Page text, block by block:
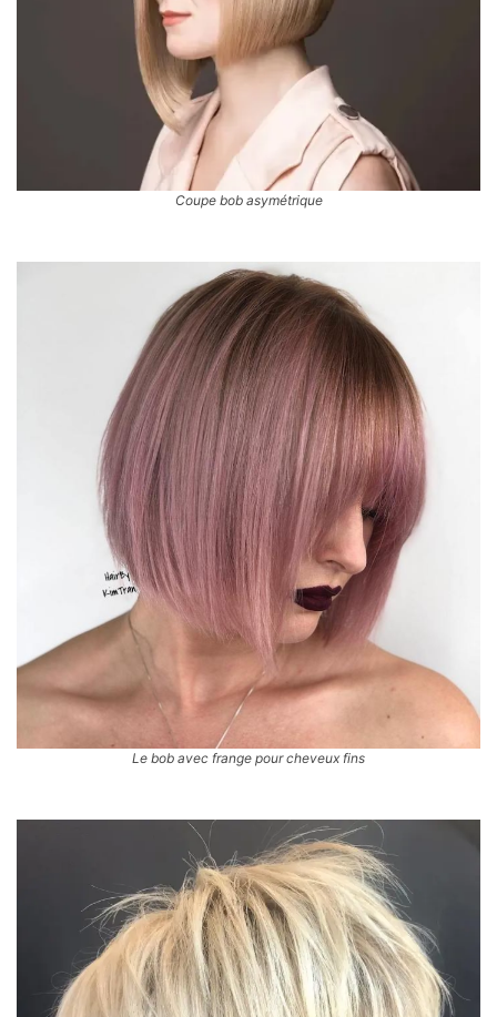
Coupe bob asymétrique
Le bob avec frange pour cheveux fins